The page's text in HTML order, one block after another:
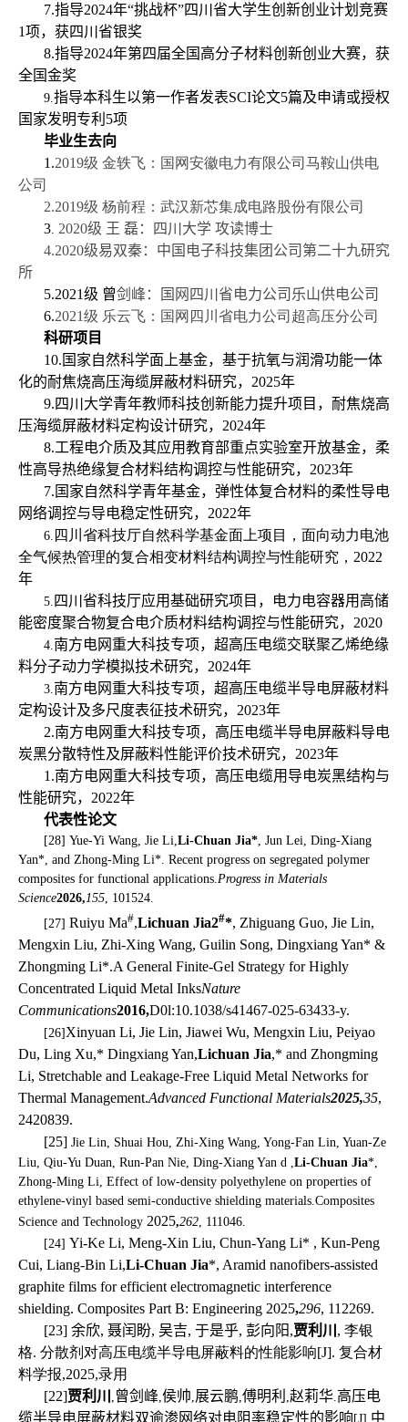
7.指导2024年“挑战杯”四川省大学生创新创业计划竞赛
1项，获四川省银奖
8.指导2024年第四届全国高分子材料创新创业大赛，获
全国金奖
9. 指导本科生以第一作者发表SCI论文5篇及申请或授权
国家发明专利5项
毕业生去向
1.2019级 金轶飞：国网安徽电力有限公司马鞍山供电
公司
2.2019级 杨前程： 武汉新芯集成电路股份有限公司
3 2020级 王 磊：四川大学 攻读博士
4.2020级易双秦：中国电子科技集团公司第二十九研究
所
5.2021级 曾剑峰：国网四川省电力公司乐山供电公司
6.2021级 乐云飞：国网四川省电力公司超高压分公司
科研项目
10. 国家自然科学面上基金，基于抗氧与润滑功能一体
化的耐焦烧高压海缆屏蔽材料研究， 2025年
9.四川大学青年教师科技创新能力提升项目，耐焦烧高
压海缆屏蔽材料定构设计研究， 2024年
8.工程电介质及其应用教育部重点实验室开放基金，柔
性高导热绝缘复合材料结构调控与性能研究， 2023年
7. 国家自然科学青年基金，弹性体复合材料的柔性导电
网络调控与导电稳定性研究， 2022年
6. 四川省科技厅自然科学基金面上项目，面向动力电池
全气候热管理的复合相变材料结构调控与性能研究， 2022
年
5. 四川省科技厅应用基础研究项目，电力电容器用高储
能密度聚合物复合电介质材料结构调控与性能研究， 2020
4. 南方电网重大科技专项，超高压电缆交联聚乙烯绝缘
料分子动力学模拟技术研究， 2024年
3. 南方电网重大科技专项，超高压电缆半导电屏蔽材料
定构设计及多尺度表征技术研究， 2023年
2.南方电网重大科技专项，高压电缆半导电屏蔽料导电
炭黑分散特性及屏蔽料性能评价技术研究， 2023年
1.南方电网重大科技专项，高压电缆用导电炭黑结构与
性能研究， 2022年
代表性论文
[28] Yue-Yi Wang, Jie Li, Li-Chuan Jia* , Jun Lei, Ding-Xiang
Yan*, and Zhong-Ming Li*. Recent progress on segregated polymer
composites for functional applications. Progress in Materials
Science2026, 155 , 101524.
[27] Ruiyu Ma#,Lichuan Jia2#*, Zhiguang Guo, Jie Lin,
Mengxin Liu, Zhi-Xing Wang, Guilin Song, Dingxiang Yan* &
Zhongming Li*.A General Finite-Gel Strategy for Highly
Concentrated Liquid Metal InksNature
Communications2016,D0l:10.1038/s41467-025-63433-y.
[26] Xinyuan Li, Jie Lin, Jiawei Wu, Mengxin Liu, Peiyao
Du, Ling Xu,* Dingxiang Yan,Lichuan Jia,* and Zhongming
Li, Stretchable and Leakage-Free Liquid Metal Networks for
Thermal Management.Advanced Functional Materials2025,35,
2420839.
[25] Jie Lin, Shuai Hou, Zhi-Xing Wang, Yong-Fan Lin, Yuan-Ze
Liu, Qiu-Yu Duan, Run-Pan Nie, Ding-Xiang Yan d ,Li-Chuan Jia*,
Zhong-Ming Li, Effect of low-density polyethylene on properties of
ethylene-vinyl based semi-conductive shielding materials.Composites
Science and Technology 2025,262, 111046.
[24] Yi-Ke Li, Meng-Xin Liu, Chun-Yang Li* , Kun-Peng
Cui, Liang-Bin Li,Li-Chuan Jia*, Aramid nanofibers-assisted
graphite films for efficient electromagnetic interference
shielding. Composites Part B: Engineering 2025,296, 112269.
[23] 余欣, 聂闰盼, 吴吉, 于是乎, 彭向阳,贾利川 , 李银
格. 分散剂对高压电缆半导电屏蔽料的性能影响[J]. 复合材
料学报,2025,录用
[22]贾利川 , 曾剑峰,侯帅,展云鹏,傅明利 ,赵莉华.高压电
缆半导电屏蔽材料双逾渗网络对电阻率稳定性的影响 [J]. 中